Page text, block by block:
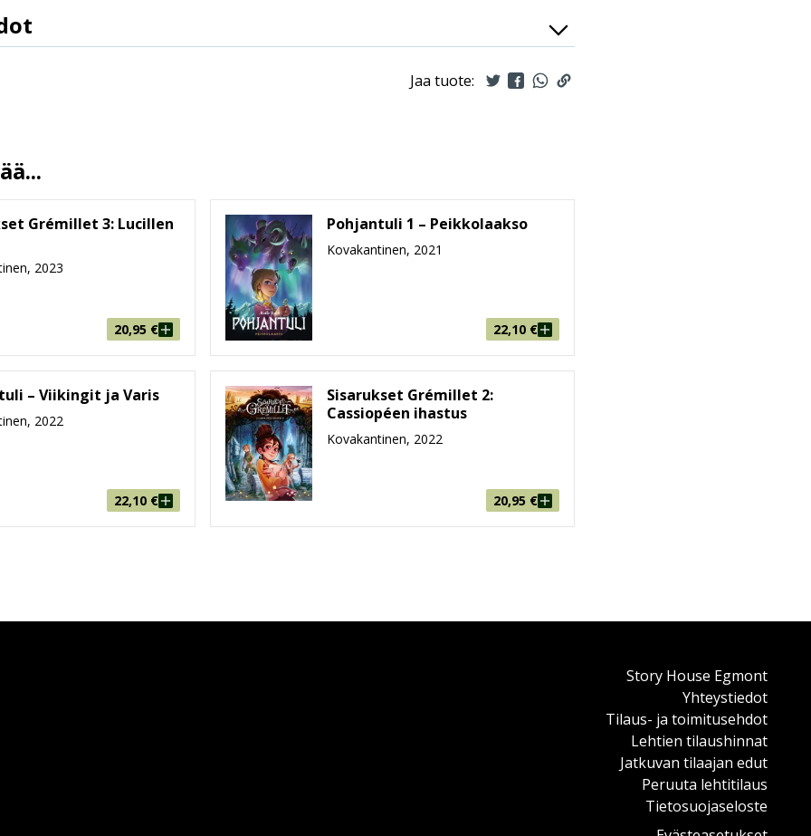
9789523344198
71
221 mm * 292 mm * 10 mm
482g
Jaa tuote:
Grémillet 3: Lucillen
2023
20,95 €
Pohjantuli 1 – Peikkolaakso
Kovakantinen, 2021
22,10 €
– Viikingit ja Varis
2022
22,10 €
Sisarukset Grémillet 2:
Cassiopéen ihastus
Kovakantinen, 2022
20,95 €
Story House Egmont
Yhteystiedot
Tilaus- ja toimitusehdot
Lehtien tilaushinnat
Jatkuvan tilaajan edut
Peruuta lehtitilaus
Tietosuojaseloste